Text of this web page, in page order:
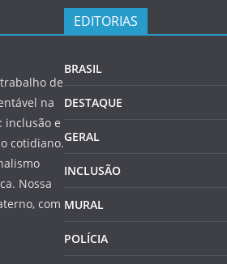
de
na
inclusão e
cotidiano.
Nossa
com
EDITORIAS
BRASIL
DESTAQUE
GERAL
INCLUSÃO
MURAL
POLÍCIA